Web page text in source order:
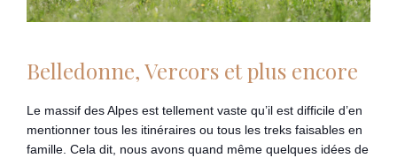
Belledonne, Vercors et plus encore
Le massif des Alpes est tellement vaste qu’il est difficile d’en
mentionner tous les itinéraires ou tous les treks faisables en
famille. Cela dit, nous avons quand même quelques idées de